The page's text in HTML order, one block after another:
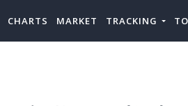
CHARTS MARKET TRACKING